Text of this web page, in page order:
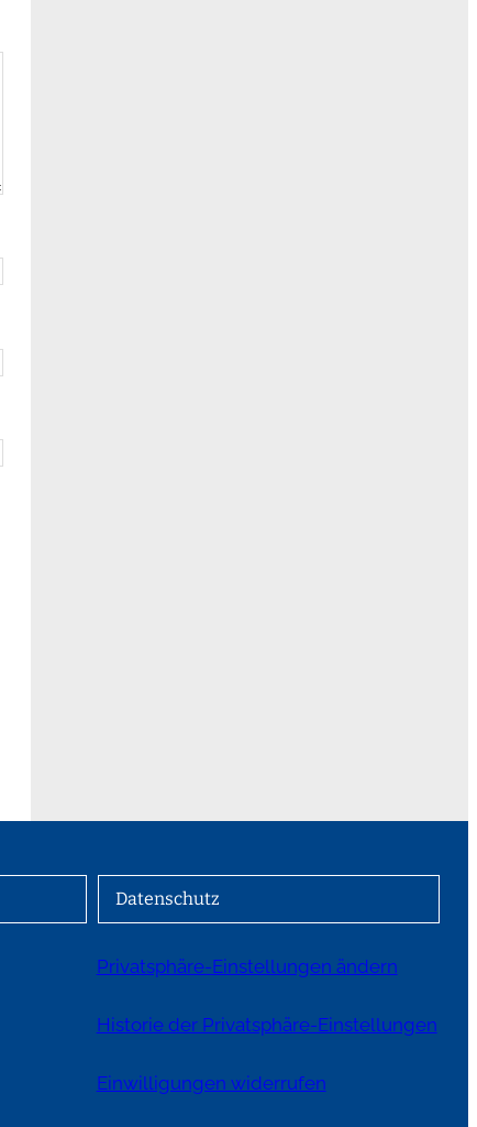
Datenschutz
Privatsphäre-Einstellungen ändern
Historie der Privatsphäre-Einstellungen
Einwilligungen widerrufen